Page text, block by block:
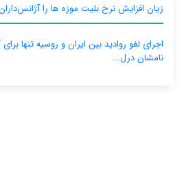
زیان افزایش نرخ بلیت موزه ها را
اجرای لغو روادید بین ایران و روسیه تنها
نامشان درل...